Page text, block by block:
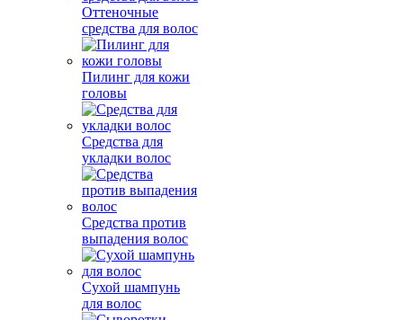
Оттеночные
средства для волос
Пилинг для кожи
головы
Средства для
укладки волос
Средства против
выпадения волос
Сухой шампунь
для волос